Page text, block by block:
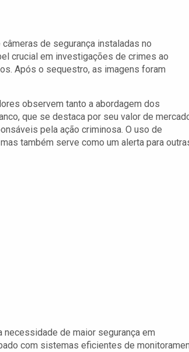
de segurança instaladas no
crucial em investigações de crimes ao
Após o sequestro, as imagens foram
observem tanto a abordagem dos
que se destaca por seu valor de
pela ação criminosa. O uso de
também serve como um alerta para
de maior segurança em
com sistemas eficientes de